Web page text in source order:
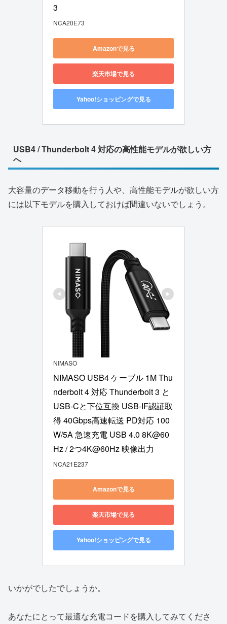
3
NCA20E73
Amazonで見る
楽天市場で見る
Yahoo!ショッピングで見る
USB4 / Thunderbolt 4 対応の高性能モデルが欲しい方
へ
大容量のデータ移動を行う人や、高性能モデルが欲しい方
には以下モデルを購入しておけば間違いないでしょう。
NIMASO
NIMASO USB4 ケーブル 1M Thu
nderbolt 4 対応 Thunderbolt 3 と
USB-Cと下位互換 USB-IF認証取
得 40Gbps高速転送 PD対応 100
W/5A 急速充電 USB 4.0 8K@60
Hz / 2つ4K@60Hz 映像出力
NCA21E237
Amazonで見る
楽天市場で見る
Yahoo!ショッピングで見る
いかがでしたでしょうか。
あなたにとって最適な充電コードを購入してみてくださ